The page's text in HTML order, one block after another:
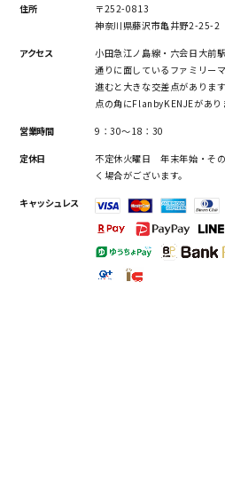
住所
〒252-0813
神奈川県藤沢市亀井野2-25-2
アクセス
小田急江ノ島線・六会日大前
通りに面しているファミリー
進むと大きな交差点がありま
点の角にFlanbyKENJEがあり
営業時間 9：30～18：30
定休日
不定休火曜日 年末年始・そ
く場合がございます。
キャッシュレス